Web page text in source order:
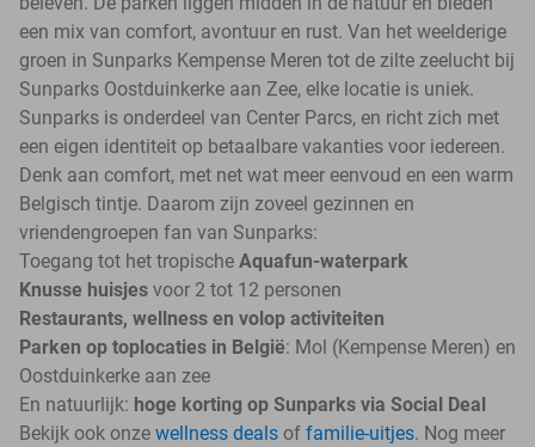
een mix van comfort, avontuur en rust. Van het weelderige
groen in Sunparks Kempense Meren tot de zilte zeelucht bij
Sunparks Oostduinkerke aan Zee, elke locatie is uniek.
Sunparks is onderdeel van Center Parcs, en richt zich met
een eigen identiteit op betaalbare vakanties voor iedereen.
Denk aan comfort, met net wat meer eenvoud en een warm
Belgisch tintje. Daarom zijn zoveel gezinnen en
vriendengroepen fan van Sunparks:
Toegang tot het tropische Aquafun-waterpark
Knusse huisjes voor 2 tot 12 personen
Restaurants, wellness en volop activiteiten
Parken op toplocaties in België: Mol (Kempense Meren) en
Oostduinkerke aan zee
En natuurlijk: hoge korting op Sunparks via Social Deal
Bekijk ook onze wellness deals of familie-uitjes. Nog meer